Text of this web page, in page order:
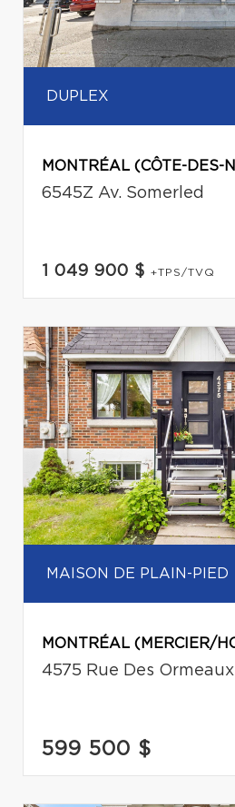
DUPLEX
6545Z Av. Somerled
1 049 900 $ +TPS/TVQ
MAISON DE PLAIN-PIED
4575 Rue Des Ormeaux
599 500 $